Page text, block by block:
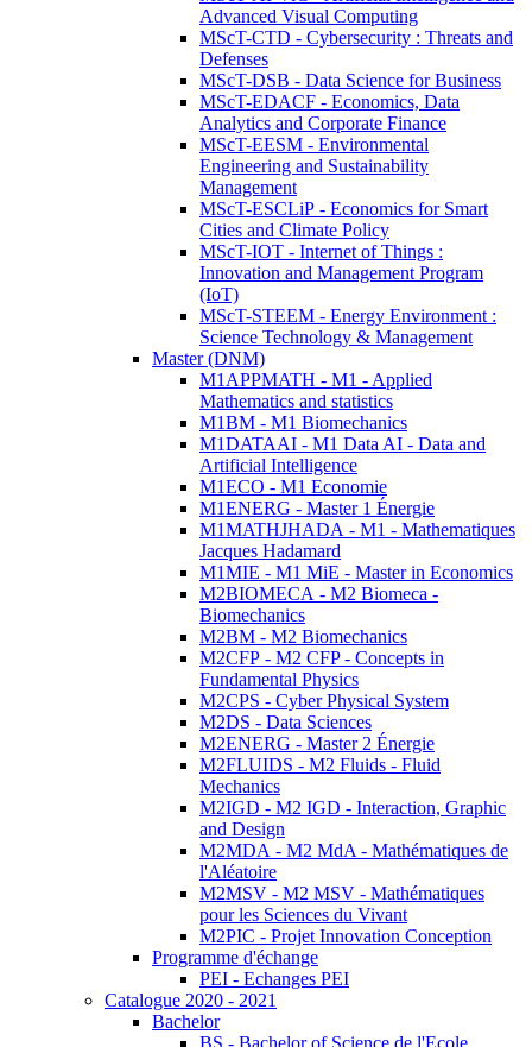
Advanced Visual Computing
MScT-CTD - Cybersecurity : Threats and
Defenses
MScT-DSB - Data Science for Business
MScT-EDACF - Economics, Data
Analytics and Corporate Finance
MScT-EESM - Environmental
Engineering and Sustainability
Management
MScT-ESCLiP - Economics for Smart
Cities and Climate Policy
MScT-IOT - Internet of Things :
Innovation and Management Program
(IoT)
MScT-STEEM - Energy Environment :
Science Technology & Management
Master (DNM)
M1APPMATH - M1 - Applied
Mathematics and statistics
M1BM - M1 Biomechanics
M1DATAAI - M1 Data AI - Data and
Artificial Intelligence
M1ECO - M1 Economie
M1ENERG - Master 1 Énergie
M1MATHJHADA - M1 - Mathematiques
Jacques Hadamard
M1MIE - M1 MiE - Master in Economics
M2BIOMECA - M2 Biomeca -
Biomechanics
M2BM - M2 Biomechanics
M2CFP - M2 CFP - Concepts in
Fundamental Physics
M2CPS - Cyber Physical System
M2DS - Data Sciences
M2ENERG - Master 2 Énergie
M2FLUIDS - M2 Fluids - Fluid
Mechanics
M2IGD - M2 IGD - Interaction, Graphic
and Design
M2MDA - M2 MdA - Mathématiques de
l'Aléatoire
M2MSV - M2 MSV - Mathématiques
pour les Sciences du Vivant
M2PIC - Projet Innovation Conception
Programme d'échange
PEI - Echanges PEI
Catalogue 2020 - 2021
Bachelor
BS - Bachelor of Science de l'Ecole